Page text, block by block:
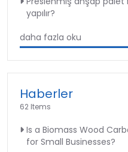
yapılır?
daha fazla oku
Haberler
62 Items
Is a Biomass Wood
for Small Businesses?